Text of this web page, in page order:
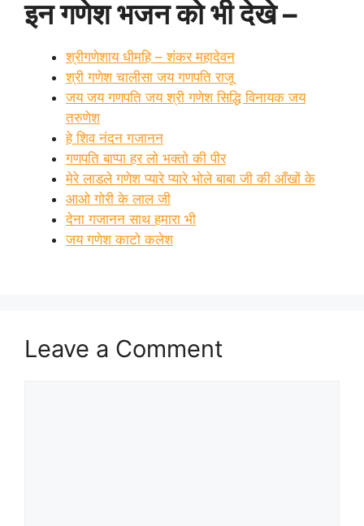
इन गणेश भजन को भी देखे –
श्रीगणेशाय धीमहि – शंकर महादेवन
श्री गणेश चालीसा जय गणपति राजू
जय जय गणपति जय श्री गणेश सिद्धि विनायक जय
तरुणेश
हे शिव नंदन गजानन
गणपति बाप्पा हर लो भक्तो की पीर
मेरे लाडले गणेश प्यारे प्यारे भोले बाबा जी की आँखों के
आओ गोरी के लाल जी
देना गजानन साथ हमारा भी
जय गणेश काटो कलेश
Leave a Comment